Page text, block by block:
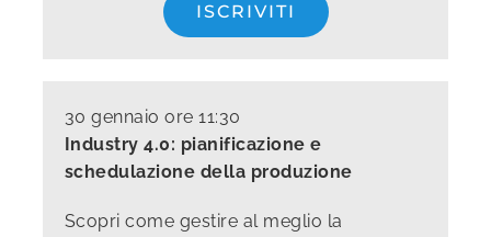
ISCRIVITI
30 gennaio ore 11:30
Industry 4.0: pianificazione e
schedulazione della produzione
Scopri come gestire al meglio la